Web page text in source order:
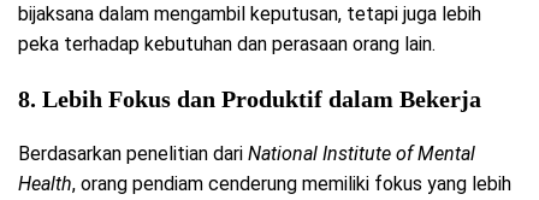
bijaksana dalam mengambil keputusan, tetapi juga lebih
peka terhadap kebutuhan dan perasaan orang lain.
8. Lebih Fokus dan Produktif dalam Bekerja
Berdasarkan penelitian dari National Institute of Mental
Health, orang pendiam cenderung memiliki fokus yang lebih